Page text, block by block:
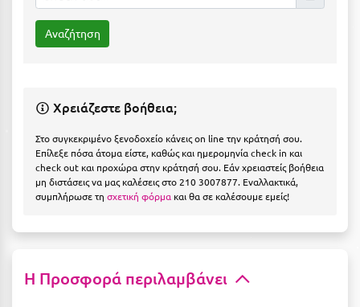
Ηράκλειο
Ιεράπετρα
Ιθάκη
Χρειάζεστε βοήθεια;
Στο συγκεκριμένο ξενοδοχείο κάνεις on line την κράτησή σου.
Επίλεξε πόσα άτομα είστε, καθώς και ημερομηνία check in και
check out και προχώρα στην κράτησή σου. Εάν χρειαστείς βοήθεια
μη διστάσεις να μας καλέσεις στο 210 3007877. Εναλλακτικά,
συμπλήρωσε τη σχετική φόρμα και θα σε καλέσουμε εμείς!
Η Προσφορά περιλαμβάνει